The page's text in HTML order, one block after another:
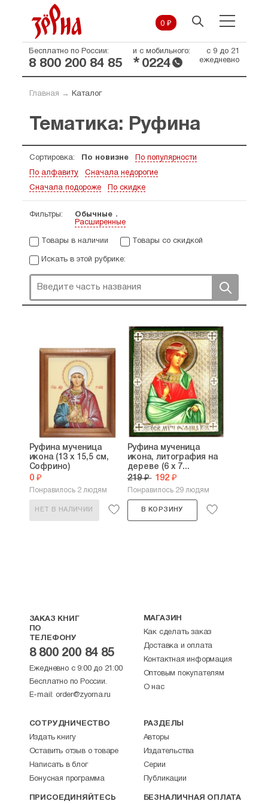
0 ₽
Бесплатно по России:
8 800 200 84 85
и с мобильного:
* 0224
с 9 до 21
ежедневно
Главная → Каталог
Тематика: Руфина
Сортировка: По новизне По популярности
По алфавиту Сначала недорогие
Сначала подороже По скидке
Фильтры:
Обычные
Расширенные
Товары в наличии Товары со скидкой
Искать в этой рубрике:
Руфина мученица
икона (13 х 15,5 см,
Софрино)
0 ₽
Понравилось 2 людям
НЕТ В НАЛИЧИИ
Руфина мученица
икона, литография на
дереве (6 х 7...
219 ₽ 192 ₽
Понравилось 29 людям
В КОРЗИНУ
ЗАКАЗ КНИГ
ПО
ТЕЛЕФОНУ
8 800 200 84 85
Ежедневно с 9:00 до 21:00
Бесплатно по России.
E-mail: order@zyorna.ru
МАГАЗИН
Как сделать заказ
Доставка и оплата
Контактная информация
Оптовым покупателям
О нас
СОТРУДНИЧЕСТВО
Издать книгу
Оставить отзыв о товаре
Написать в блог
Бонусная программа
РАЗДЕЛЫ
Авторы
Издательства
Серии
Публикации
ПРИСОЕДИНЯЙТЕСЬ БЕЗНАЛИЧНАЯ ОПЛАТА